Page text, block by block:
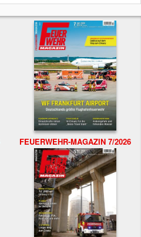
FEUERWEHR-MAGAZIN 7/2026